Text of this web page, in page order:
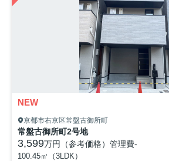
NEW
京都市右京区常盤古御所町
常盤古御所町2号地
3,599万円（参考価格） 管理費-
100.45㎡（3LDK）